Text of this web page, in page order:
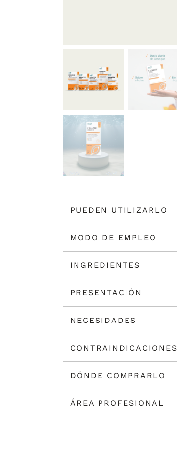
PUEDEN UTILIZARLO
MODO DE EMPLEO
INGREDIENTES
PRESENTACIÓN
NECESIDADES
CONTRAINDICACIONES
DÓNDE COMPRARLO
ÁREA PROFESIONAL